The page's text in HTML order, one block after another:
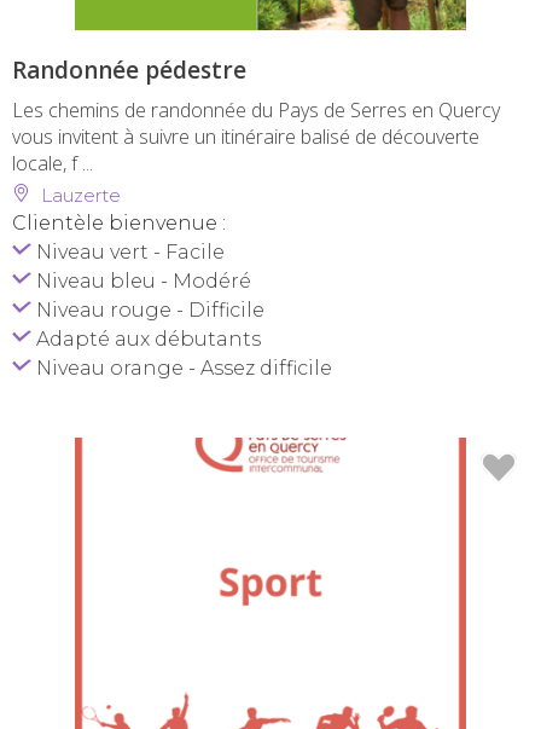
Randonnée pédestre
Les chemins de randonnée du Pays de Serres en Quercy
vous invitent à suivre un itinéraire balisé de découverte
locale, f ...
Lauzerte
Clientèle bienvenue :
Niveau vert - Facile
Niveau bleu - Modéré
Niveau rouge - Difficile
Adapté aux débutants
Niveau orange - Assez difficile